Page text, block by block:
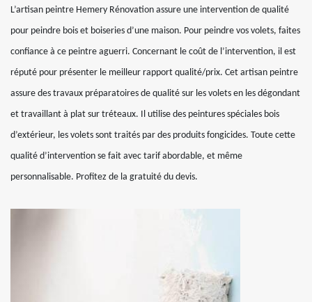
L’artisan peintre Hemery Rénovation assure une intervention de qualité
pour peindre bois et boiseries d’une maison. Pour peindre vos volets, faites
confiance à ce peintre aguerri. Concernant le coût de l’intervention, il est
réputé pour présenter le meilleur rapport qualité/prix. Cet artisan peintre
assure des travaux préparatoires de qualité sur les volets en les dégondant
et travaillant à plat sur tréteaux. Il utilise des peintures spéciales bois
d’extérieur, les volets sont traités par des produits fongicides. Toute cette
qualité d’intervention se fait avec tarif abordable, et même
personnalisable. Profitez de la gratuité du devis.